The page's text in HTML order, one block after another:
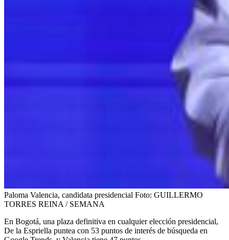
Paloma Valencia, candidata presidencial Foto: GUILLERMO
TORRES REINA / SEMANA
En Bogotá, una plaza definitiva en cualquier elección presidencial,
De la Espriella puntea con 53 puntos de interés de búsqueda en